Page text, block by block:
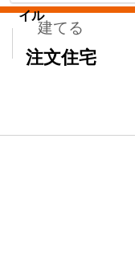
建てる
注文住宅
イル